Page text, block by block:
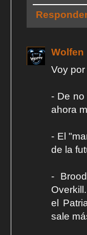
Wolfen
Voy
- De no
ahora
- El
de la
-
el
sale